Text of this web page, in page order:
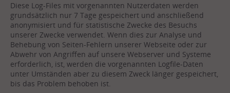
Diese Log-Files mit vorgenannten Nutzerdaten werden
grundsätzlich nur 7 Tage gespeichert und anschließend
anonymisiert und für statistische Zwecke des Besuchs
unserer Zwecke verwendet. Wenn dies zur Analyse und
Behebung von Seiten-Fehlern unserer Webseite oder zur
Abwehr von Angriffen auf unsere Webserver und Systeme
erforderlich, ist, werden die vorgenannten Logfile-Daten
unter Umständen aber zu diesem Zweck länger gespeichert,
bis das Problem behoben ist.